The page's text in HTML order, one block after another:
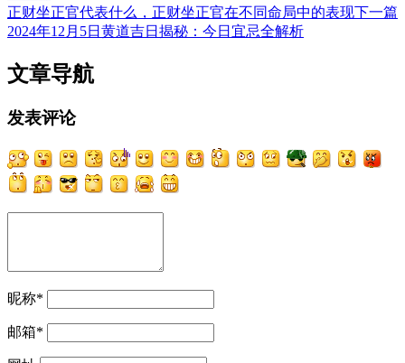
正财坐正官代表什么，正财坐正官在不同命局中的表现下一篇
2024年12月5日黄道吉日揭秘：今日宜忌全解析
文章导航
发表评论
昵称*
邮箱*